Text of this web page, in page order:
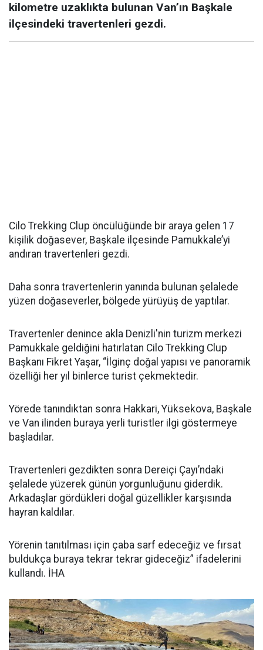
kilometre uzaklıkta bulunan Van’ın Başkale
ilçesindeki travertenleri gezdi.
Cilo Trekking Clup öncülüğünde bir araya gelen 17
kişilik doğasever, Başkale ilçesinde Pamukkale’yi
andıran travertenleri gezdi.
Daha sonra travertenlerin yanında bulunan şelalede
yüzen doğaseverler, bölgede yürüyüş de yaptılar.
Travertenler denince akla Denizli'nin turizm merkezi
Pamukkale geldiğini hatırlatan Cilo Trekking Clup
Başkanı Fikret Yaşar, “İlginç doğal yapısı ve panoramik
özelliği her yıl binlerce turist çekmektedir.
Yörede tanındıktan sonra Hakkari, Yüksekova, Başkale
ve Van ilinden buraya yerli turistler ilgi göstermeye
başladılar.
Travertenleri gezdikten sonra Dereiçi Çayı’ndaki
şelalede yüzerek günün yorgunluğunu giderdik.
Arkadaşlar gördükleri doğal güzellikler karşısında
hayran kaldılar.
Yörenin tanıtılması için çaba sarf edeceğiz ve fırsat
buldukça buraya tekrar tekrar gideceğiz” ifadelerini
kullandı. İHA